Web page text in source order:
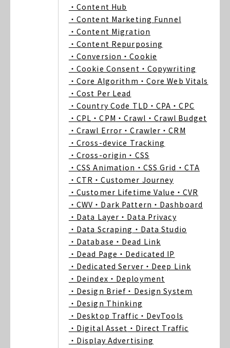
・Content Hub
・Content Marketing Funnel
・Content Migration
・Content Repurposing
・Conversion ・Cookie
・Cookie Consent ・Copywriting
・Core Algorithm ・Core Web Vitals
・Cost Per Lead
・Country Code TLD ・CPA ・CPC
・CPL ・CPM ・Crawl ・Crawl Budget
・Crawl Error ・Crawler ・CRM
・Cross-device Tracking
・Cross-origin ・CSS
・CSS Animation ・CSS Grid ・CTA
・CTR ・Customer Journey
・Customer Lifetime Value ・CVR
・CWV ・Dark Pattern ・Dashboard
・Data Layer ・Data Privacy
・Data Scraping ・Data Studio
・Database ・Dead Link
・Dead Page ・Dedicated IP
・Dedicated Server ・Deep Link
・Deindex ・Deployment
・Design Brief ・Design System
・Design Thinking
・Desktop Traffic ・DevTools
・Digital Asset ・Direct Traffic
・Display Advertising